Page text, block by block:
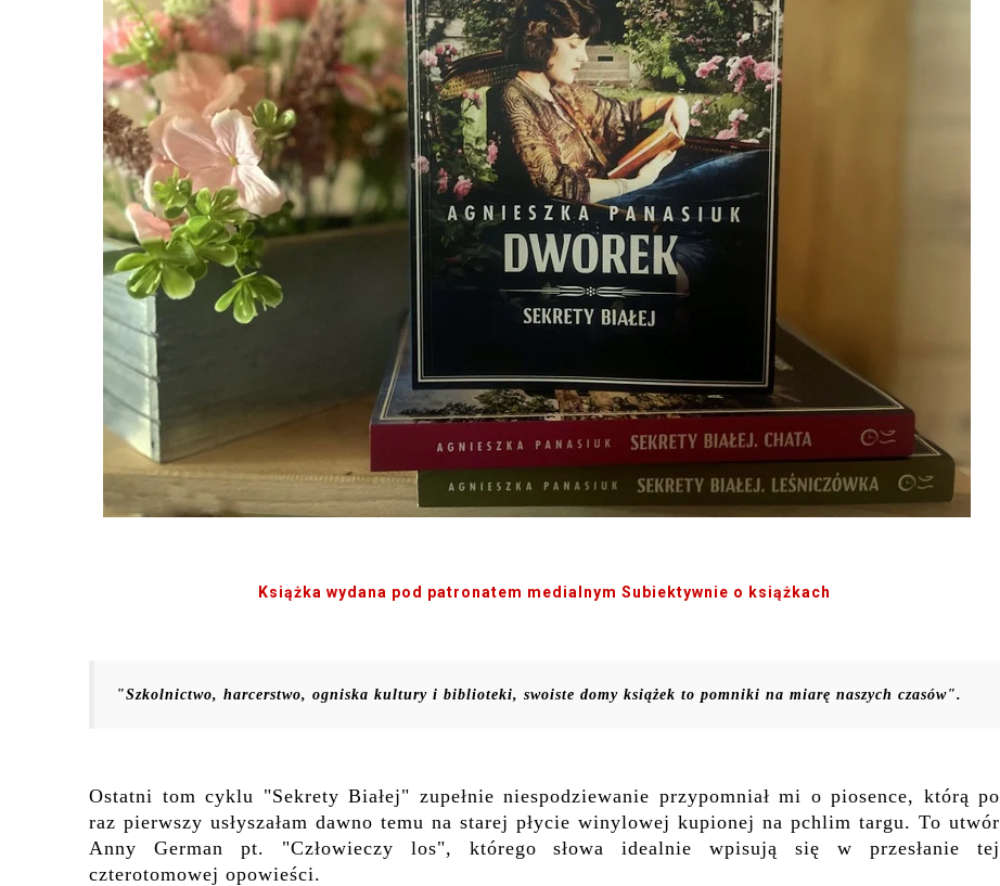
Książka wydana pod patronatem medialnym Subiektywnie o książkach
"Szkolnictwo, harcerstwo, ogniska kultury i biblioteki, swoiste domy książek to pomniki na miarę naszych czasów".
Ostatni tom cyklu "Sekrety Białej" zupełnie niespodziewanie przypomniał mi o piosence, którą po
raz pierwszy usłyszałam dawno temu na starej płycie winylowej kupionej na pchlim targu. To utwór
Anny German pt. "Człowieczy los", którego słowa idealnie wpisują się w przesłanie tej
czterotomowej opowieści.